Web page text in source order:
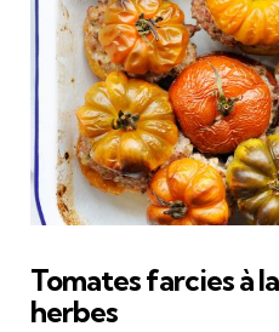
Tomates farcies à
herbes